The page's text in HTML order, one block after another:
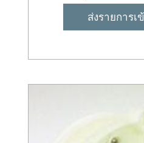
ส่งรายการเ